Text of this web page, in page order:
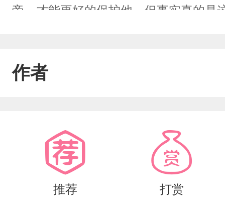
帝，才能更好的保护他，但事实真的是
作者
推荐 打赏